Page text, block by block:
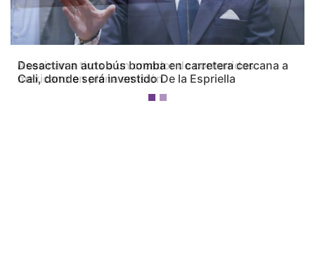
Desactivan autobús bomba en carretera cercana a
Cali, donde será investido De la Espriella